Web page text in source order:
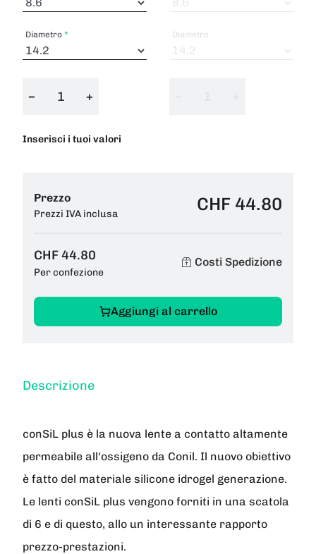
Diametro
− +
Inserisci i tuoi valori
Diametro
Prezzo
Prezzi IVA inclusa CHF 44.80
CHF 44.80
Per confezione
Costi Spedizione
Aggiungi al carrello
Descrizione
conSiL plus è la nuova lente a contatto altamente
permeabile all'ossigeno da Conil. Il nuovo obiettivo
è fatto del materiale silicone idrogel generazione.
Le lenti conSiL plus vengono forniti in una scatola
di 6 e di questo, allo un interessante rapporto
prezzo-prestazioni.